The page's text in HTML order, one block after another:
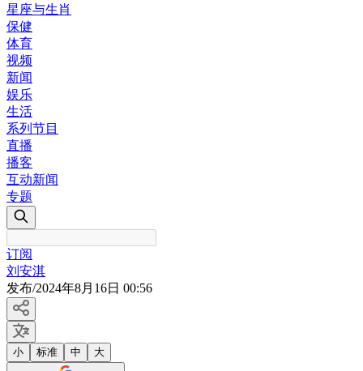
星座与生肖
保健
体育
视频
新闻
娱乐
生活
系列节目
直播
播客
互动新闻
专题
订阅
刘安淇
发布/2024年8月16日 00:56
小 标准 中 大